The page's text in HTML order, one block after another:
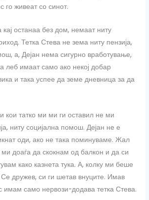
го живеат со синот.
кај останаа без дом, немаат ниту
Тетка Стева не зема ниту пензија,
а, Дејан нема сигурно вработување,
леб имаат само ако некој добар
и така успее да земе дневница за да
кои татко ми ми ги оставил не ми
ниту социјална помош. Дејан не е
оди, ако не така поминуваме. Жал
доаѓа да скокнам од балкон и да си
како казнета тука. А, колку ми беше
дружев, си ги шетав внуците. Имав
имам само нервози-додава тетка Стева.